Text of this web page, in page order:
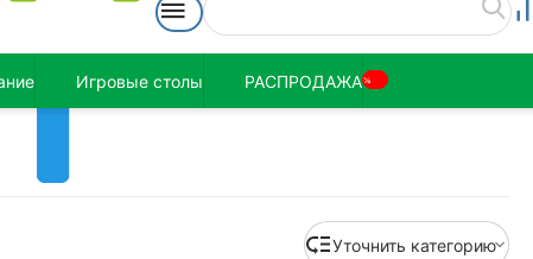
Игровые столы РАСПРОДАЖА%
Уточнить категорию